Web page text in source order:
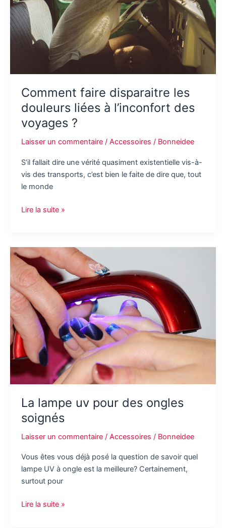
défaire
de
la
météo
Comment faire disparaitre les
douleurs liées à l’inconfort des
voyages ?
Laisser un commentaire / Accessoires / Bonneidee
S’il fallait dire une vérité quasiment existentielle vis-à-
vis des transports, c’est bien le faite de dire que, tout
le monde
Comment
les
douleurs
liées
à
l’inconfort
des
voyages
?
Lire la suite »
La lampe uv pour des ongles
soignés
Laisser un commentaire / Accessoires / Bonneidee
Vous êtes vous déjà posé la question de savoir quel
lampe UV à ongle est la meilleure? Certainement,
surtout pour
La
Lire la suite »